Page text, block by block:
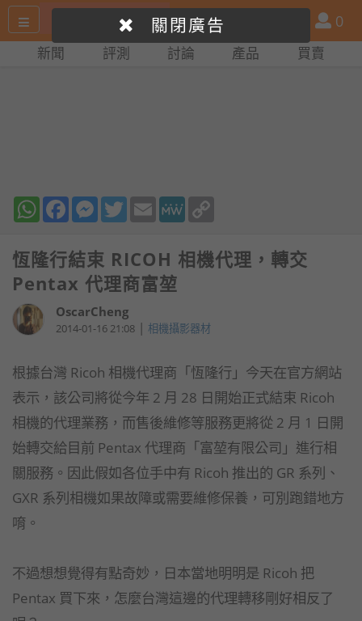
尋
產
品
比
會
員
0
新聞 評測 討論 產品 買賣
WhatsAppFacebookMessenger
TwitterEmail MeWe
恆隆行結束 RICOH 相機代理，轉交
Pentax 代理商富堃
OscarCheng
2014-01-16 21:08 | 相機攝影器材
根據台灣 Ricoh 相機代理商「恆隆行」今天在官方網站
表示，該公司將從今年 2 月 28 日開始正式結束 Ricoh
相機的代理業務，而售後維修等服務更將從 2 月 1 日開
始轉交給目前 Pentax 代理商「富堃有限公司」進行相
關服務。因此假如各位手中有 Ricoh 推出的 GR 系列、
GXR 系列相機如果故障或需要維修保養，可別跑錯地方
唷。
不過想想覺得有點奇妙，日本當地明明是 Ricoh 把
Pentax 買下來，怎麼台灣這邊的代理轉移剛好相反了
關閉廣告